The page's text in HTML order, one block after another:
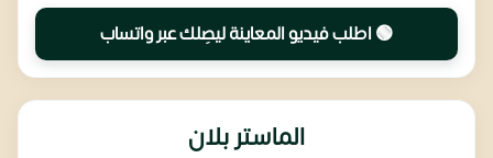
🟢 اطلب فيديو المعاينة ليصِلك عبر واتساب
الماستر بلان